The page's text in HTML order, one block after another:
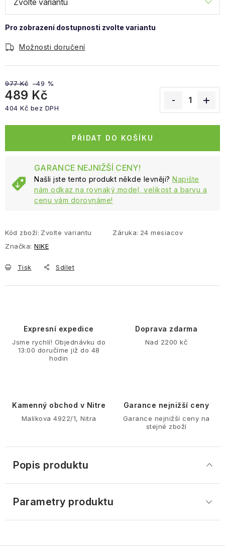
Možnosti doručení
977 Kč –49 %
489 Kč
404 Kč bez DPH
PŘIDAT DO KOŠÍKU
GARANCE NEJNIŽŠÍ CENY!
Našli jste tento produkt někde levněji? Napište
nám odkaz na rovnaký model, velikost a barvu a
cenu vám dorovnáme!
Kód zboží: Zvolte variantu Záruka: 24 mesiacov
Značka: NIKE
Tisk Sdílet
Expresní expedice
Jsme rychlí! Objednávku do
13:00 doručíme již do 48
hodin
Doprava zdarma
Nad 2200 kč
Kamenný obchod v Nitre
Malíkova 4922/1, Nitra
Garance nejnižší ceny
Garance nejnižší ceny na
stejné zboží
Popis produktu
Parametry produktu